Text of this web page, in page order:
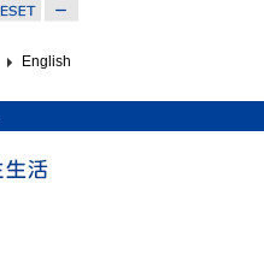
English